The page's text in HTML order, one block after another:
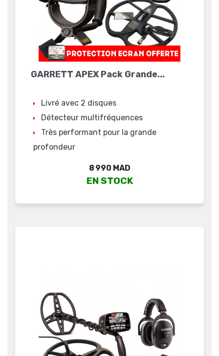
GARRETT APEX Pack Grande...
Livré avec 2 disques
Détecteur multifréquences
Très performant pour la grande
profondeur
Prix
8 990 MAD
EN STOCK